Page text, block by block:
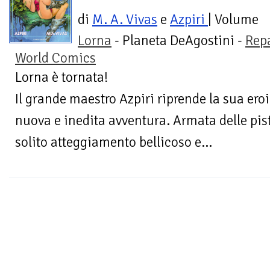
di M. A. Vivas e Azpiri
| Volume
Lorna - Planeta DeAgostini -
World Comics
Lorna è tornata!
Il grande maestro Azpiri riprende la sua
nuova e inedita avventura. Armata delle
solito atteggiamento bellicoso e...